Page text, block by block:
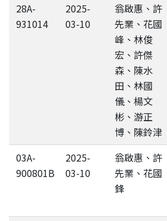
28A-
931014
2025-
03-10
翁啟惠、許
先業、花國
峰、林俊
宏、許傑
森、陳水
田、林國
儀、楊文
彬、游正
博、陳鈴津
03A-
900801B
2025-
03-10
翁啟惠、許
先業、花國
鋒